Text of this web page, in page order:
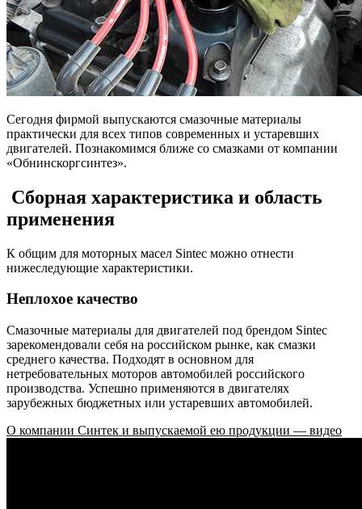
Сегодня фирмой выпускаются смазочные материалы
практически для всех типов современных и устаревших
двигателей. Познакомимся ближе со смазками от компании
«Обнинскоргсинтез».
Сборная характеристика и область
применения
К общим для моторных масел Sintec можно отнести
нижеследующие характеристики.
Неплохое качество
Смазочные материалы для двигателей под брендом Sintec
зарекомендовали себя на российском рынке, как смазки
среднего качества. Подходят в основном для
нетребовательных моторов автомобилей российского
производства. Успешно применяются в двигателях
зарубежных бюджетных или устаревших автомобилей.
О компании Синтек и выпускаемой ею продукции — видео